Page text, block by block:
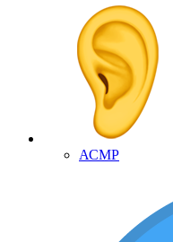
АСМР